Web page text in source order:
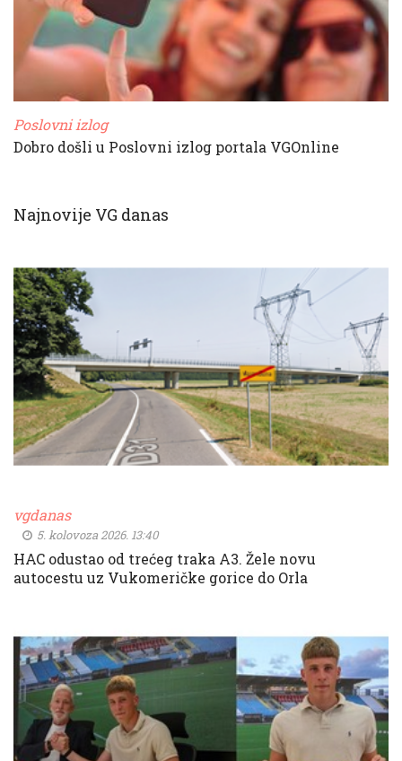
Poslovni izlog
Dobro došli u Poslovni izlog portala VGOnline
Najnovije VG danas
vgdanas
5. kolovoza 2026. 13:40
HAC odustao od trećeg traka A3. Žele novu
autocestu uz Vukomeričke gorice do Orla